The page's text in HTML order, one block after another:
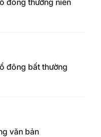
đông thường niên
đông bất thường
văn bản